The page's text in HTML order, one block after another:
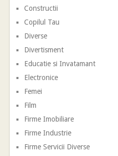
Constructii
Copilul Tau
Diverse
Divertisment
Educatie si Invatamant
Electronice
Femei
Film
Firme Imobiliare
Firme Industrie
Firme Servicii Diverse